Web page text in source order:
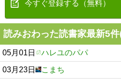
今すぐ登録する（無料）
読みおわった読書家最新5
05月01日 ハレユのパパ
03月23日 こまち